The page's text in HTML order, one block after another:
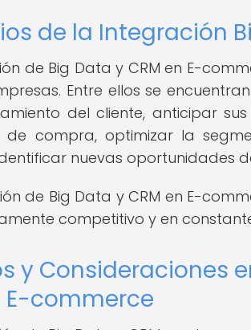
de la Integración
de Big Data y CRM en E-
Entre ellos se
del cliente, anticipar
de compra, optimizar la
nuevas oportunidades
de Big Data y CRM en E-
competitivo y en
y Consideraciones
E-commerce